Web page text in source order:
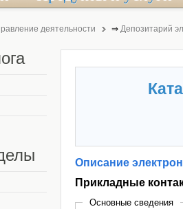
деятельности ⇒ Депозитарий
Описание
Прикладные
Основные сведения